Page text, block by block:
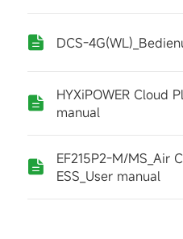
DCS-
HYXiPOWER Cloud
manual
EF215P2-M/MS_Air
ESS_User manual